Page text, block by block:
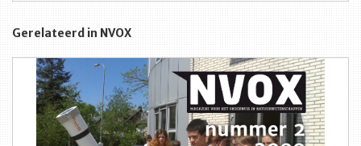
Gerelateerd in NVOX